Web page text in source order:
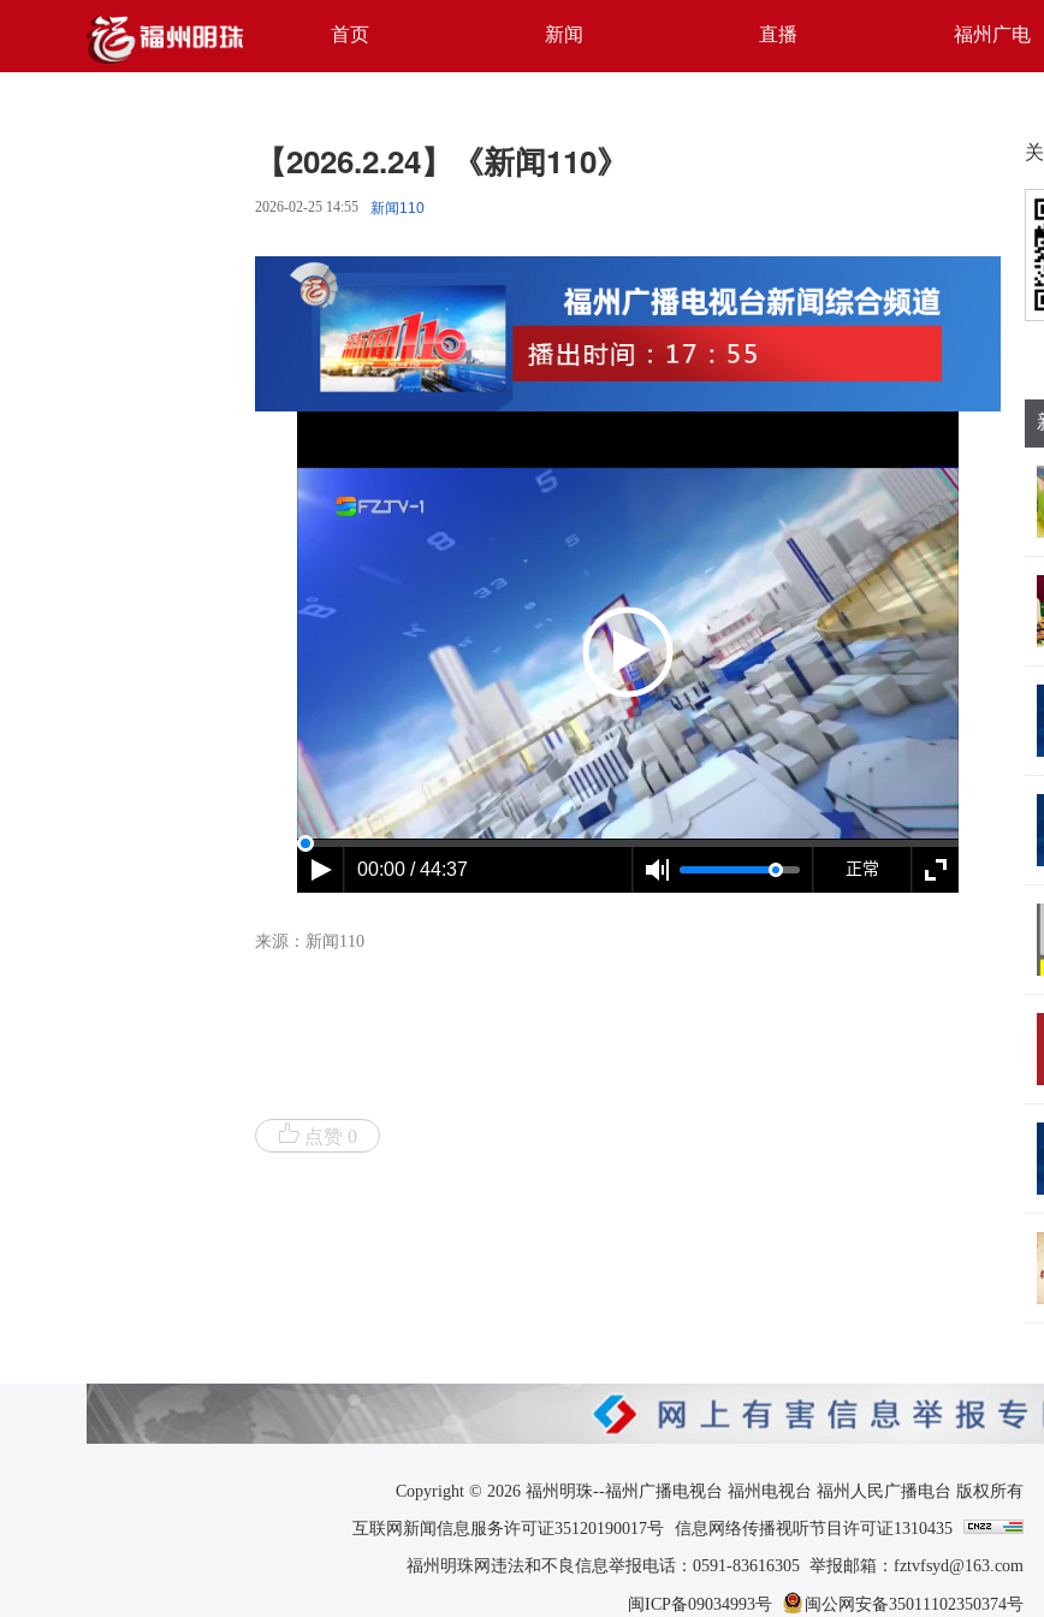
首页 新闻 直播 福州广电
【2026.2.24】《新闻110》
2026-02-25 14:55 新闻110
来源：新闻110
点赞 0
Copyright © 2026 福州明珠--福州广播电视台 福州电视台 福州人民广播电台 版权所有
互联网新闻信息服务许可证35120190017号 信息网络传播视听节目许可证1310435
福州明珠网违法和不良信息举报电话：0591-83616305 举报邮箱：fztvfsyd@163.com
闽ICP备09034993号
闽公网安备35011102350374号